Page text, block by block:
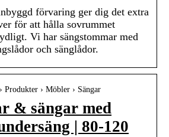
förvaring ger dig det extra
för att hålla sovrummet
Vi har sängstommar med
och sänglådor.
Produkter › Möbler › Sängar
& sängar med
| 80-120